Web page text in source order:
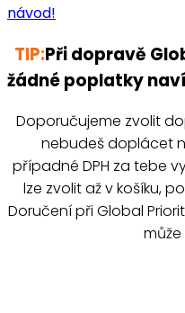
návod!
TIP:Při dopravě
žádné poplatky
Doporučujeme zvolit
nebudeš doplácet
případné DPH za tebe
lze zvolit až v košíku,
Doručení při Global
může